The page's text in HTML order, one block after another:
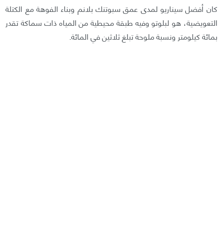
كان أفضل سيناريو لمدى عمق سبوتنك بلانم وبناء الفوهة مع الكتلة
التعويضية، هو لبلوتو وفيه طبقة محيطية من المياه ذات سماكة تقدر
بمائة كيلومتر ونسبة ملوحة تبلغ ثلاثين في المائة.